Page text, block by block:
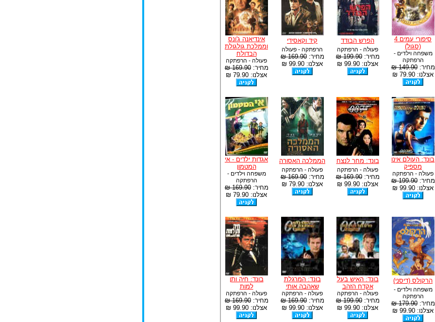
סיפורי עמים 4
(סגול)
משפחה וילדים -
הרפתקה
מחיר:149.90 ₪
אצלנו: 79.90 ₪
הפרש הבודד
פעולה - הרפתקה
מחיר:199.90 ₪
אצלנו: 99.90 ₪
קיד וקאסידי
הרפתקה - פעולה
מחיר:169.90 ₪
אצלנו: 99.90 ₪
אינדיאנה ג'ונס
וממלכת גולגולת
הבדולח
פעולה - הרפתקה
מחיר:169.90 ₪
אצלנו: 79.90 ₪
בונד: העולם אינו
מספיק
פעולה - הרפתקה
מחיר:199.90 ₪
אצלנו: 99.90 ₪
בונד: מחר לנצח
פעולה - הרפתקה
מחיר:169.90 ₪
אצלנו: 99.90 ₪
הממלכה האסורה
פעולה - הרפתקה
מחיר:169.90 ₪
אצלנו: 79.90 ₪
אגדות ילדים - אי
המטמון
משפחה וילדים -
הרפתקה
מחיר:169.90 ₪
אצלנו: 79.90 ₪
הרקולס (דיסני)
משפחה וילדים -
הרפתקה
מחיר:179.90 ₪
אצלנו: 99.90 ₪
בונד: האיש בעל
אקדח הזהב
פעולה - הרפתקה
מחיר:199.90 ₪
אצלנו: 99.90 ₪
בונד: המרגלת
שאהבה אותי
פעולה - הרפתקה
מחיר:169.90 ₪
אצלנו: 99.90 ₪
בונד: חיה ותן
למות
פעולה - הרפתקה
מחיר:169.90 ₪
אצלנו: 99.90 ₪